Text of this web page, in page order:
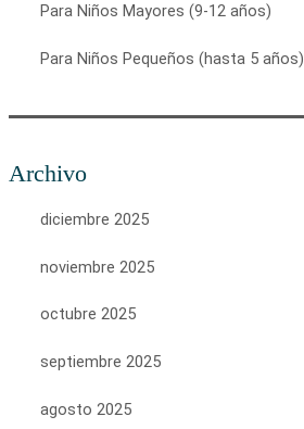
Para Niños Mayores (9-12 años)
Para Niños Pequeños (hasta 5 años)
Archivo
diciembre 2025
noviembre 2025
octubre 2025
septiembre 2025
agosto 2025